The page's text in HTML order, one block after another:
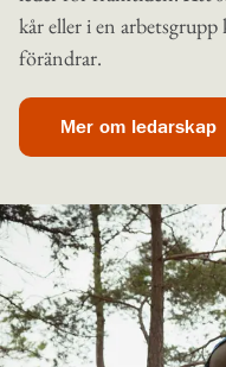
kår eller i en
förändrar.
Mer om ledarskap